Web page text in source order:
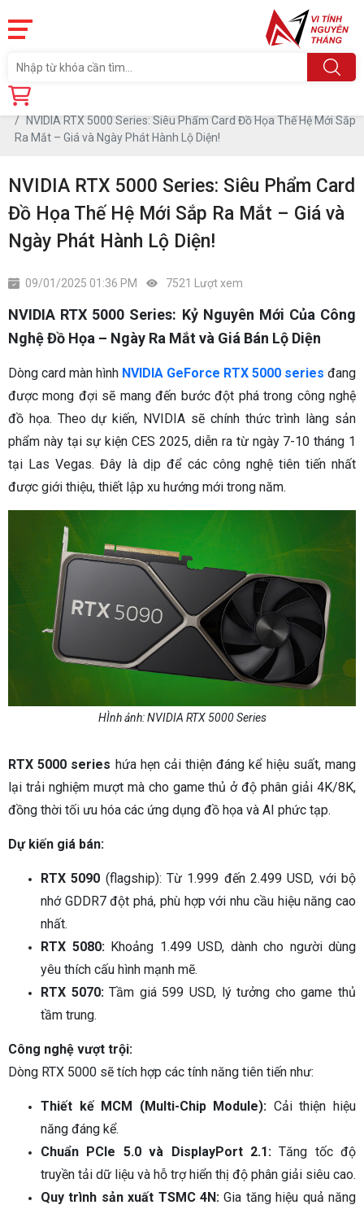
Trang chủ
NVIDIA RTX 5000 Series: Siêu Phẩm Card Đồ Họa Thế Hệ Mới Sắp
Ra Mắt – Giá và Ngày Phát Hành Lộ Diện!
NVIDIA RTX 5000 Series: Siêu Phẩm Card
Đồ Họa Thế Hệ Mới Sắp Ra Mắt – Giá và
Ngày Phát Hành Lộ Diện!
09/01/2025 01:36 PM 7521 Lượt xem
NVIDIA RTX 5000 Series: Kỷ Nguyên Mới Của Công
Nghệ Đồ Họa – Ngày Ra Mắt và Giá Bán Lộ Diện
Dòng card màn hình NVIDIA GeForce RTX 5000 series đang
được mong đợi sẽ mang đến bước đột phá trong công nghệ
đồ họa. Theo dự kiến, NVIDIA sẽ chính thức trình làng sản
phẩm này tại sự kiện CES 2025, diễn ra từ ngày 7-10 tháng 1
tại Las Vegas. Đây là dịp để các công nghệ tiên tiến nhất
được giới thiệu, thiết lập xu hướng mới trong năm.
HÌnh ảnh: NVIDIA RTX 5000 Series
RTX 5000 series hứa hẹn cải thiện đáng kể hiệu suất, mang
lại trải nghiệm mượt mà cho game thủ ở độ phân giải 4K/8K,
đồng thời tối ưu hóa các ứng dụng đồ họa và AI phức tạp.
Dự kiến giá bán:
RTX 5090 (flagship): Từ 1.999 đến 2.499 USD, với bộ
nhớ GDDR7 đột phá, phù hợp với nhu cầu hiệu năng cao
nhất.
RTX 5080:Khoảng 1.499 USD, dành cho người dùng
yêu thích cấu hình mạnh mẽ.
RTX 5070:Tầm giá 599 USD, lý tưởng cho game thủ
tầm trung.
Công nghệ vượt trội:
Dòng RTX 5000 sẽ tích hợp các tính năng tiên tiến như:
Thiết kế MCM (Multi-Chip Module): Cải thiện hiệu
năng đáng kể.
Chuẩn PCIe 5.0 và DisplayPort 2.1:Tăng tốc độ
truyền tải dữ liệu và hỗ trợ hiển thị độ phân giải siêu cao.
Quy trình sản xuất TSMC 4N: Gia tăng hiệu quả năng